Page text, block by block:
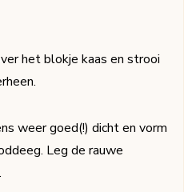
het blokje kaas en strooi
weer goed(!) dicht en vorm
Leg de rauwe